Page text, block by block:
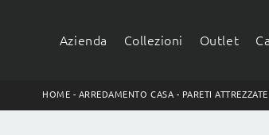
Azienda Collezioni Outlet
HOME - ARREDAMENTO CASA - PARETI ATTREZZATE